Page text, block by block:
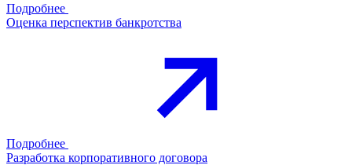
Подробнее
Оценка перспектив банкротства
Подробнее
Разработка корпоративного договора